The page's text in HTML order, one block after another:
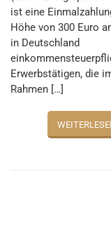
ist eine
Höhe von 300 Euro
in Deutschland
Erwerbstätigen, die
Rahmen […]